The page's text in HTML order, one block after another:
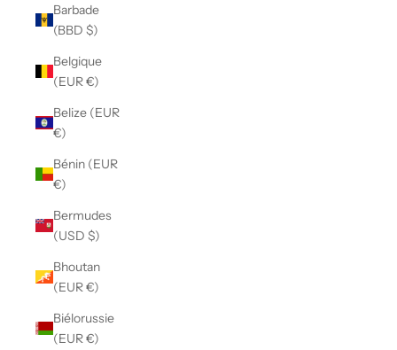
Barbade
(BBD $)
Belgique
(EUR €)
Belize (EUR
€)
Bénin (EUR
€)
Bermudes
(USD $)
Bhoutan
(EUR €)
Biélorussie
(EUR €)